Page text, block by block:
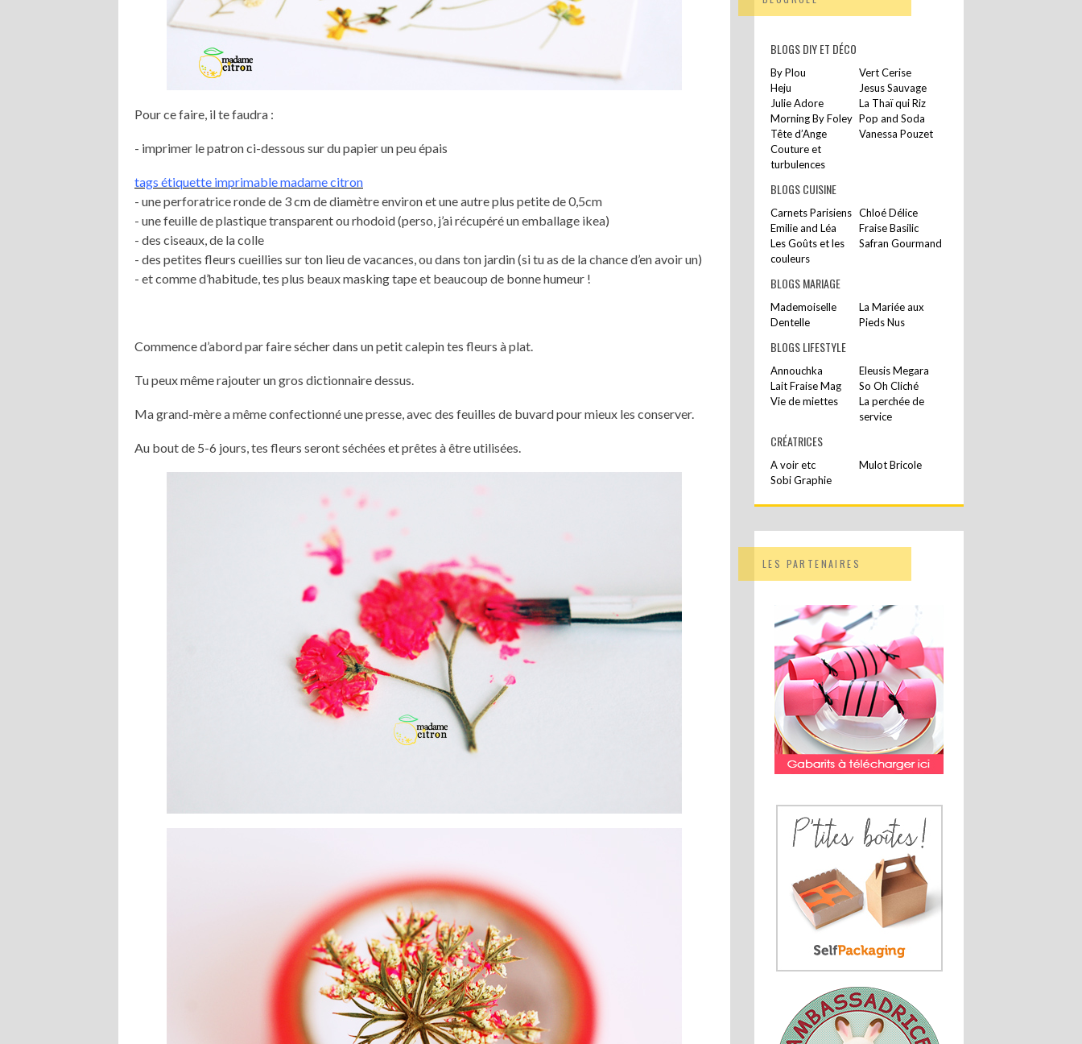
Pour ce faire, il te faudra :
- imprimer le patron ci-dessous sur du papier un peu épais
tags étiquette imprimable madame citron
- une perforatrice ronde de 3 cm de diamètre environ et une autre plus petite de 0,5cm
- une feuille de plastique transparent ou rhodoid (perso, j’ai récupéré un emballage ikea)
- des ciseaux, de la colle
- des petites fleurs cueillies sur ton lieu de vacances, ou dans ton jardin (si tu as de la chance d’en avoir un)
- et comme d’habitude, tes plus beaux masking tape et beaucoup de bonne humeur !
Commence d’abord par faire sécher dans un petit calepin tes fleurs à plat.
Tu peux même rajouter un gros dictionnaire dessus.
Ma grand-mère a même confectionné une presse, avec des feuilles de buvard pour mieux les conserver.
Au bout de 5-6 jours, tes fleurs seront séchées et prêtes à être utilisées.
BLOGS DIY ET DÉCO
By Plou
Vert Cerise
Heju
Jesus Sauvage
Julie Adore
La Thaï qui Riz
Morning By Foley Pop and Soda
Tête d’Ange
Vanessa Pouzet
Couture et
turbulences
BLOGS CUISINE
Carnets Parisiens Chloé Délice
Emilie and Léa
Fraise Basilic
Les Goûts et les
couleurs
Safran Gourmand
BLOGS MARIAGE
Mademoiselle
Dentelle
La Mariée aux
Pieds Nus
BLOGS LIFESTYLE
Annouchka
Eleusis Megara
Lait Fraise Mag
So Oh Cliché
Vie de miettes
La perchée de
service
CRÉATRICES
A voir etc
Mulot Bricole
Sobi Graphie
LES PARTENAIRES